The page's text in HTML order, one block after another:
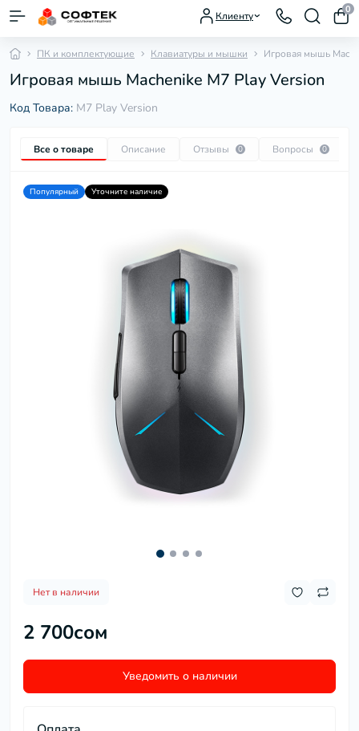
Клиенту
0
ПК и комплектующие Клавиатуры и мышки Игровая мышь
Игровая мышь Machenike M7 Play Version
Код Товара: M7 Play Version
Все о товаре Описание Отзывы 0 Вопросы 0
Популярный Уточните наличие
Нет в наличии
2 700сом
Уведомить о наличии